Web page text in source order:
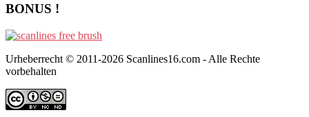
BONUS !
Urheberrecht © 2011-2026 Scanlines16.com - Alle Rechte
vorbehalten